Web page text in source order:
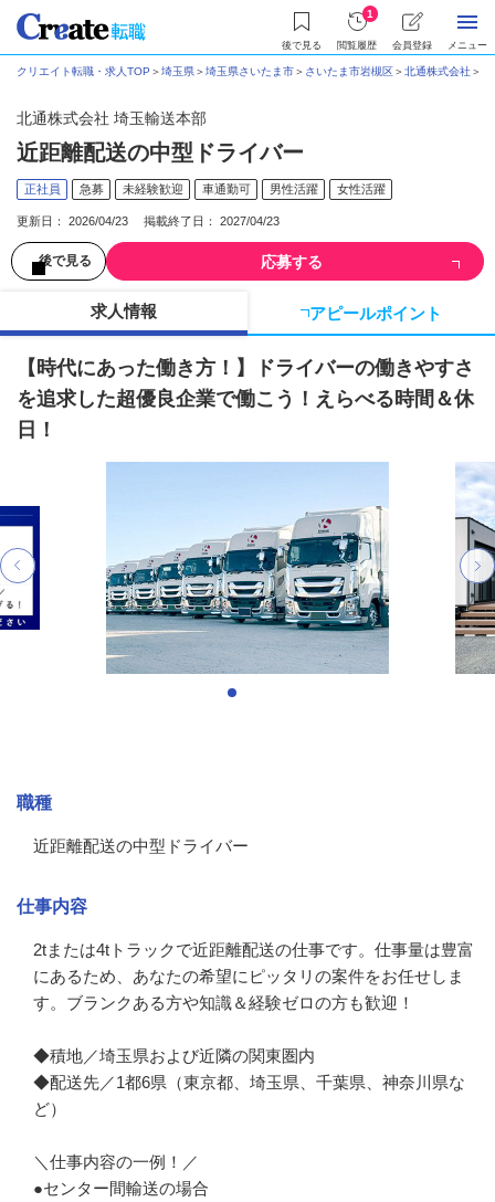
後で見る
1
閲覧履歴 会員登録 メニュー
クリエイト転職・求人TOP ＞埼玉県＞埼玉県さいたま市＞ さいたま市岩槻区＞北通株式会社＞
北通株式会社 埼玉輸送本部
近距離配送の中型ドライバー
正社員 急募 未経験歓迎 車通勤可 男性活躍 女性活躍
更新日： 2026/04/23 掲載終了日： 2027/04/23
後で見る 応募する
求人情報 アピールポイント
【時代にあった働き方！】ドライバーの働きやすさ
を追求した超優良企業で働こう！えらべる時間＆休
日！
職種
近距離配送の中型ドライバー
仕事内容
2tまたは4tトラックで近距離配送の仕事です。仕事量は豊富
にあるため、あなたの希望にピッタリの案件をお任せしま
す。ブランクある方や知識＆経験ゼロの方も歓迎！
◆積地／埼玉県および近隣の関東圏内
◆配送先／1都6県（東京都、埼玉県、千葉県、神奈川県な
ど）
＼仕事内容の一例！／
●センター間輸送の場合